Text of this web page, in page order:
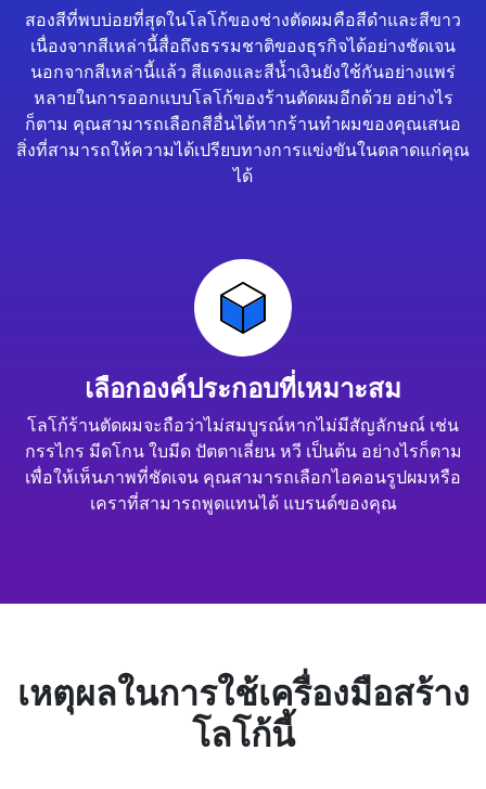
สองสีที่พบบ่อยที่สุดในโลโก้ของช่างตัดผมคือสีดำและสีขาว
เนื่องจากสีเหล่านี้สื่อถึงธรรมชาติของธุรกิจได้อย่างชัดเจน
นอกจากสีเหล่านี้แล้ว สีแดงและสีน้ำเงินยังใช้กันอย่างแพร่
หลายในการออกแบบโลโก้ของร้านตัดผมอีกด้วย อย่างไร
ก็ตาม คุณสามารถเลือกสีอื่นได้หากร้านทำผมของคุณเสนอ
สิ่งที่สามารถให้ความได้เปรียบทางการแข่งขันในตลาดแก่คุณ
ได้
เลือกองค์ประกอบที่เหมาะสม
โลโก้ร้านตัดผมจะถือว่าไม่สมบูรณ์หากไม่มีสัญลักษณ์ เช่น
กรรไกร มีดโกน ใบมีด ปัตตาเลี่ยน หวี เป็นต้น อย่างไรก็ตาม
เพื่อให้เห็นภาพที่ชัดเจน คุณสามารถเลือกไอคอนรูปผมหรือ
เคราที่สามารถพูดแทนได้ แบรนด์ของคุณ
เหตุผลในการใช้เครื่องมือสร้าง
โลโก้นี้